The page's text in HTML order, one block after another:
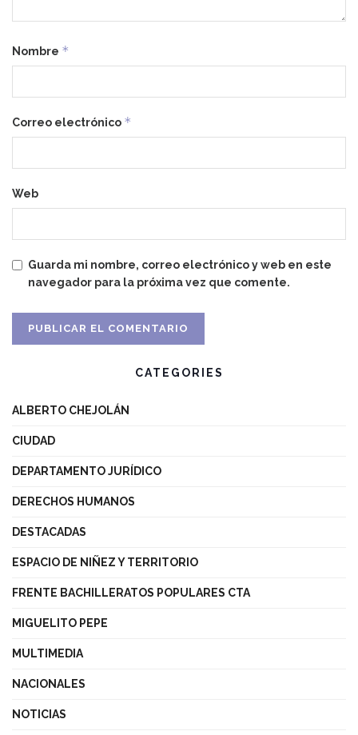
Nombre *
Correo electrónico *
Web
Guarda mi nombre, correo electrónico y web en este
navegador para la próxima vez que comente.
CATEGORIES
ALBERTO CHEJOLÁN
CIUDAD
DEPARTAMENTO JURÍDICO
DERECHOS HUMANOS
DESTACADAS
ESPACIO DE NIÑEZ Y TERRITORIO
FRENTE BACHILLERATOS POPULARES CTA
MIGUELITO PEPE
MULTIMEDIA
NACIONALES
NOTICIAS